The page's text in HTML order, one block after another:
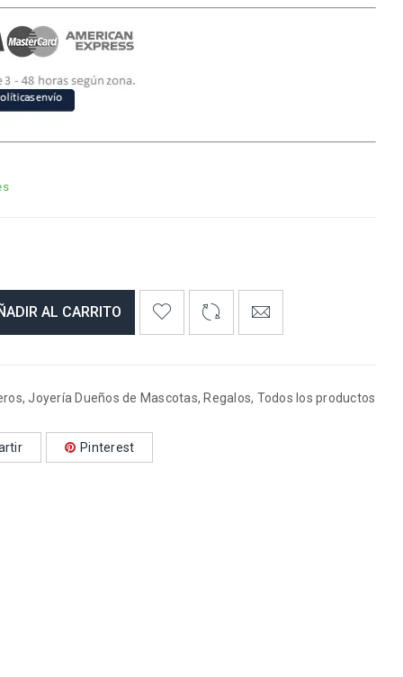
AL CARRITO
,Joyería Dueños de Mascotas, Regalos, Todos los productos
Pinterest